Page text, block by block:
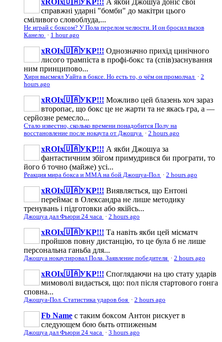
справжні ударні "бомби" до макітри цього
сміливого словоблуда,...
Не играй с боксом? У Пола перелом челюсти. И он бросил вызов
Канело · 1 hour ago
xROIx🇺🇦УКР!!! Однозначно прихід цинічного
лисого трампіста в профі-бокс та (спів)заснування
ним принципово...
Хирн высмеял Уайта в боксе. Но есть то, о чём он промолчал · 2
hours ago
xROIx🇺🇦УКР!!! Можливо цей блазень хоч зараз
второпає, що бокс це не жарти та не якась гра, а —
серйозне ремесло...
Стало известно, сколько времени понадобится Полу на
восстановление после нокаута от Джошуа · 2 hours ago
xROIx🇺🇦УКР!!! А якби Джошуа за
фантастичним збігом примудрився би програти, то
його б точно (майже) усі...
Реакция мира бокса и ММА на бой Джошуа-Пол · 2 hours ago
xROIx🇺🇦УКР!!! Виявляється, що Ентоні
переймає в Олександра не лише методику
тренувань і підготовки або якійсь...
Джошуа дал Фьюри 24 часа · 2 hours ago
xROIx🇺🇦УКР!!! Та навіть якби цей місматч
пройшов повну дистанцію, то це була б не лише
персональна ганьба для...
Джошуа нокаутировал Пола. Заявление победителя · 2 hours ago
xROIx🇺🇦УКР!!! Споглядаючи на цю стату ударів
мимоволі видається, що: пол після стартового гонга
сповна...
Джошуа-Пол. Статистика ударов боя · 2 hours ago
Fb Name с таким боксом Антон рискует в
следующем бою быть отпиженым
Джошуа дал Фьюри 24 часа · 3 hours ago